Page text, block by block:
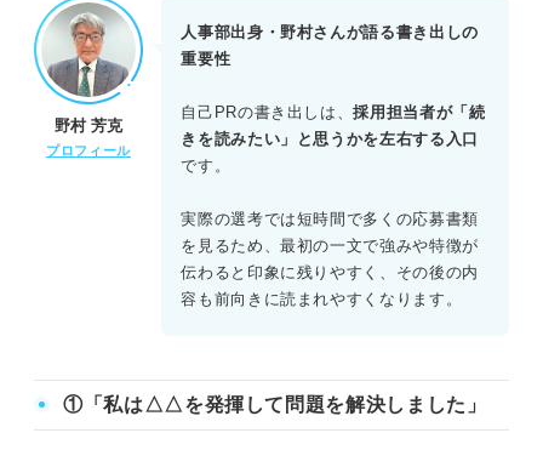
野村 芳克
プロフィール
人事部出身・野村さんが語る書き出しの
重要性
自己PRの書き出しは、採用担当者が「続
きを読みたい」と思うかを左右する入口
です。
実際の選考では短時間で多くの応募書類
を見るため、最初の一文で強みや特徴が
伝わると印象に残りやすく、その後の内
容も前向きに読まれやすくなります。
①「私は△△を発揮して問題を解決しました」
⑯三菱UFJモルガン・スタンレー証券の例文
自己PRの書き出しの注意点
ネガティブな表現は避ける
工夫しすぎて意味が伝わらない内容はNG
自己PRの書き出しで差別化して書類選考を通過しよう